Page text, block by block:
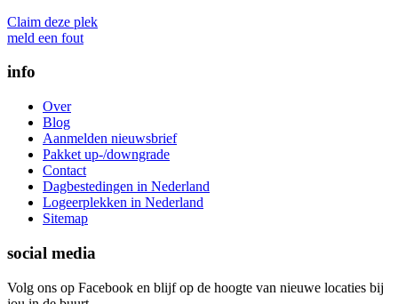
Claim deze plek
meld een fout
info
Over
Blog
Aanmelden nieuwsbrief
Pakket up-/downgrade
Contact
Dagbestedingen in Nederland
Logeerplekken in Nederland
Sitemap
social media
Volg ons op Facebook en blijf op de hoogte van nieuwe locaties bij